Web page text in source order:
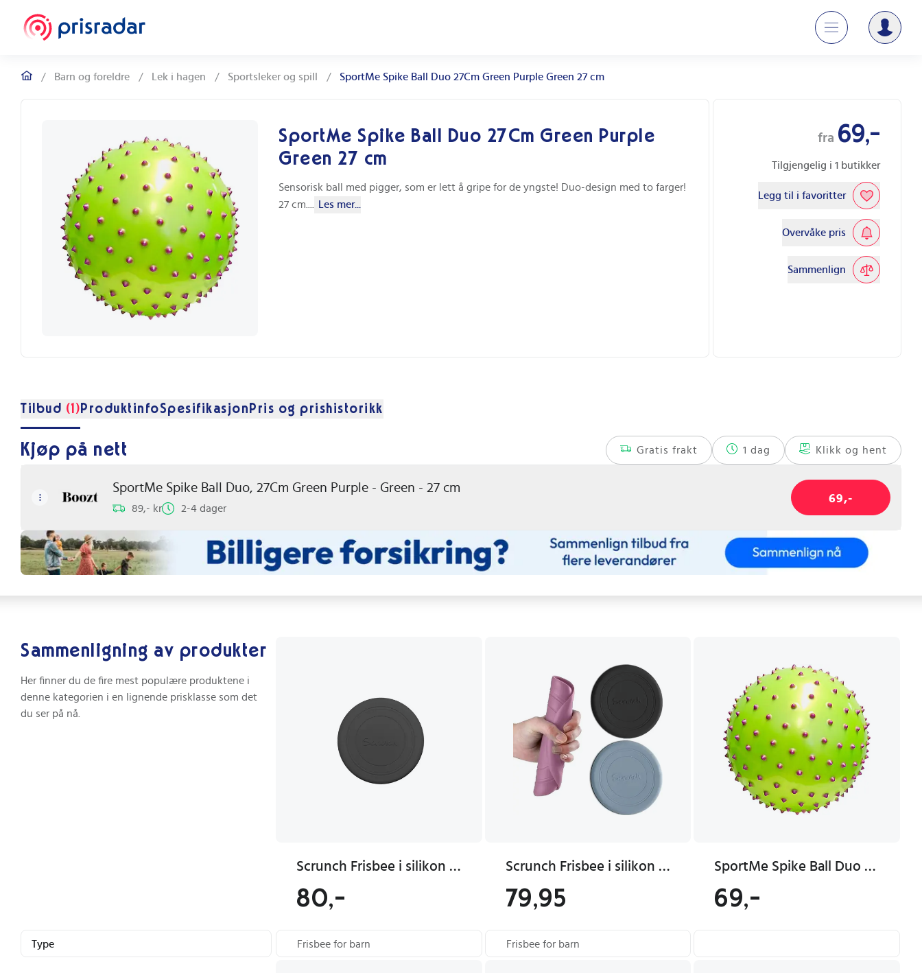
/ Barn og foreldre / Lek i hagen / Sportsleker og spill / SportMe Spike Ball Duo 27Cm Green Purple Green 27 cm
SportMe Spike Ball Duo 27Cm Green Purple
Green 27 cm
Sensorisk ball med pigger, som er lett å gripe for de yngste! Duo-design med to farger!
27 cm.
Les mer...
fra 69,-
Tilgjengelig i 1 butikker
Legg til i favoritter
Overvåke pris
Sammenlign
Tilbud (1) ProduktinfoSpesifikasjon Pris og prishistorikk
Kjøp på nett Gratis frakt 1 dag Klikk og hent
SportMe Spike Ball Duo, 27Cm Green Purple - Green - 27 cm
89,- kr 2-4 dager
69,-
Sammenligning av produkter
Her finner du de fire mest populære produktene i
denne kategorien i en lignende prisklasse som det
du ser på nå.
Scrunch Frisbee i silikon Foldbar Antrasittgrå
80,-
Scrunch Frisbee i silikon Foldbar
79,95
SportMe Spike Ball Duo 27Cm Green Purple Green 27 cm
69,-
Type Frisbee for barn Frisbee for barn